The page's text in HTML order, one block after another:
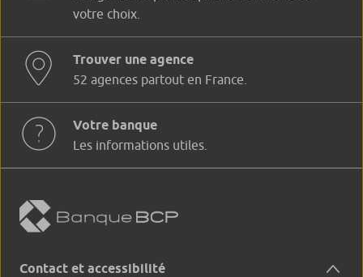
votre choix.
Trouver une agence
52 agences partout en France.
Votre banque
Les informations utiles.
Contact et accessibilité